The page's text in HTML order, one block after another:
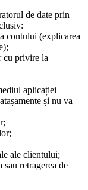
de date prin
contului (explicarea
cu privire la
aplicației
și nu va
ale clientului;
retragerea de